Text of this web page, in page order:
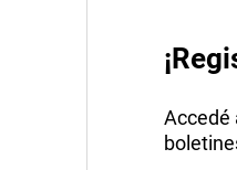
Accedé